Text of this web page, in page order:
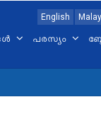
English
പരസ്യം